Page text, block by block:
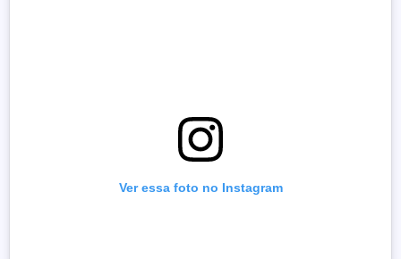
Ver essa foto no Instagram